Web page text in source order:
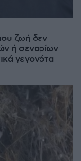
ζωή δεν
ή σεναρίων
γεγονότα